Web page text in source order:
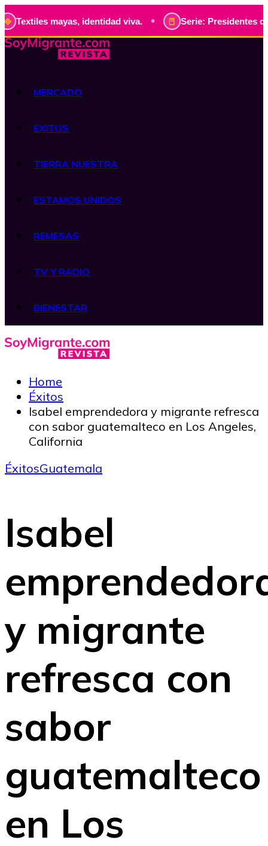
mayas, identidad viva. • Serie: Presidentes de
MERCADO
ÉXITOS
TIERRA NUESTRA
ESTAMOS UNIDOS
REMESAS
TV Y RADIO
BIENESTAR
Home
Éxitos
Isabel emprendedora y migrante refresca
con sabor guatemalteco en Los Angeles,
California
ÉxitosGuatemala
Isabel
y migrante
refresca con
sabor
guatemalteco
en Los